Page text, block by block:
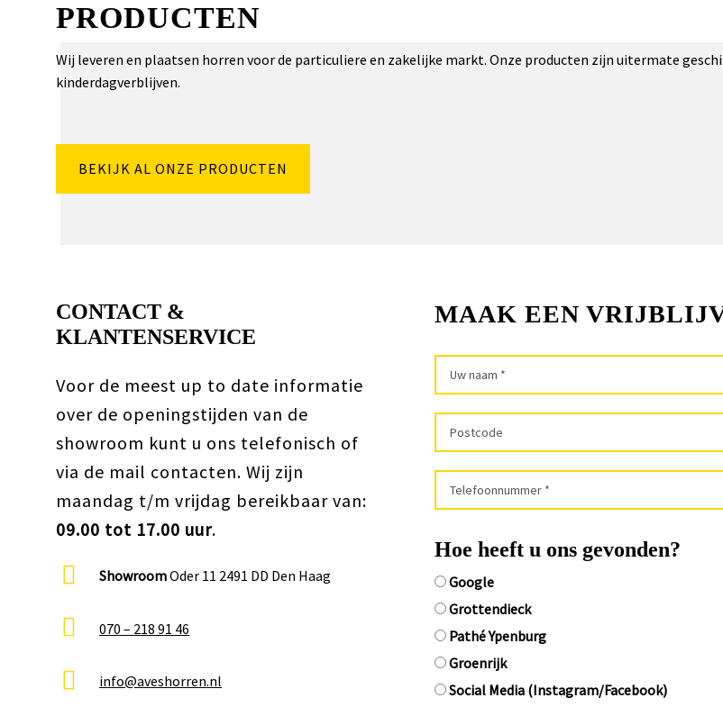
PRODUCTEN
Wij leveren en plaatsen horren voor de particuliere en zakelijke markt. Onze producten zijn uitermate
kinderdagverblijven.
BEKIJK AL ONZE PRODUCTEN
CONTACT &
KLANTENSERVICE
Voor de meest up to date informatie
over de openingstijden van de
showroom kunt u ons telefonisch of
via de mail contacten. Wij zijn
maandag t/m vrijdag bereikbaar van:
09.00 tot 17.00 uur.
ShowroomOder 11 2491 DD Den Haag
070 – 218 91 46
info@aveshorren.nl
MAAK EEN
Hoe heeft u ons gevonden?
Google
Grottendieck
Pathé Ypenburg
Groenrijk
Social Media (Instagram/Facebook)